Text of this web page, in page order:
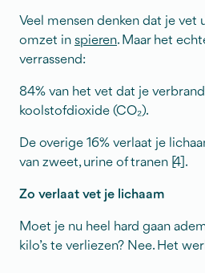
Veel mensen denken dat je vet
omzet in spieren. Maar het
verrassend:
84% van het vet dat je
koolstofdioxide (CO₂).
De overige 16% verlaat je
van zweet, urine of tranen [4].
Zo verlaat vet je lichaam
Moet je nu heel hard gaan
kilo’s te verliezen? Nee. Het